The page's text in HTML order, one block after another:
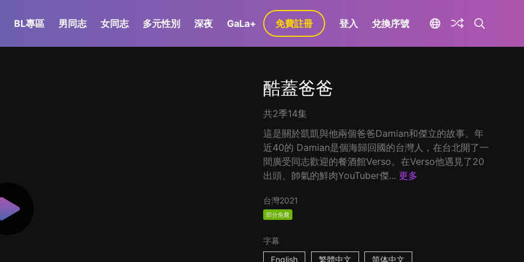
BL專區 男同志 女同志 多元性別 深夜 GaLa+ 免費註冊 登入 兌換序號
酷蓋爸爸
共2季14集
這是關於凱凱與他兩個爸爸Damian和傑立的故事。年
近40的 Damian是個海歸回國的台灣人，在台北開了一
間廣受同志歡迎的餐酒館Verso。在Verso他遇見了20
出頭、帥氣的鮮肉YouTuber傑... 更多
台灣2021
部分免費
字幕
English
繁體中文 简体中文